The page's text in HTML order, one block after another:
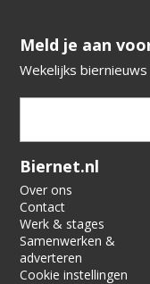
​​​​​​​Meld je aan
Wekelijks
Verification code:
Biernet.nl
Over ons
Contact
Werk & stages
Samenwerken &
adverteren
Cookie instellingen